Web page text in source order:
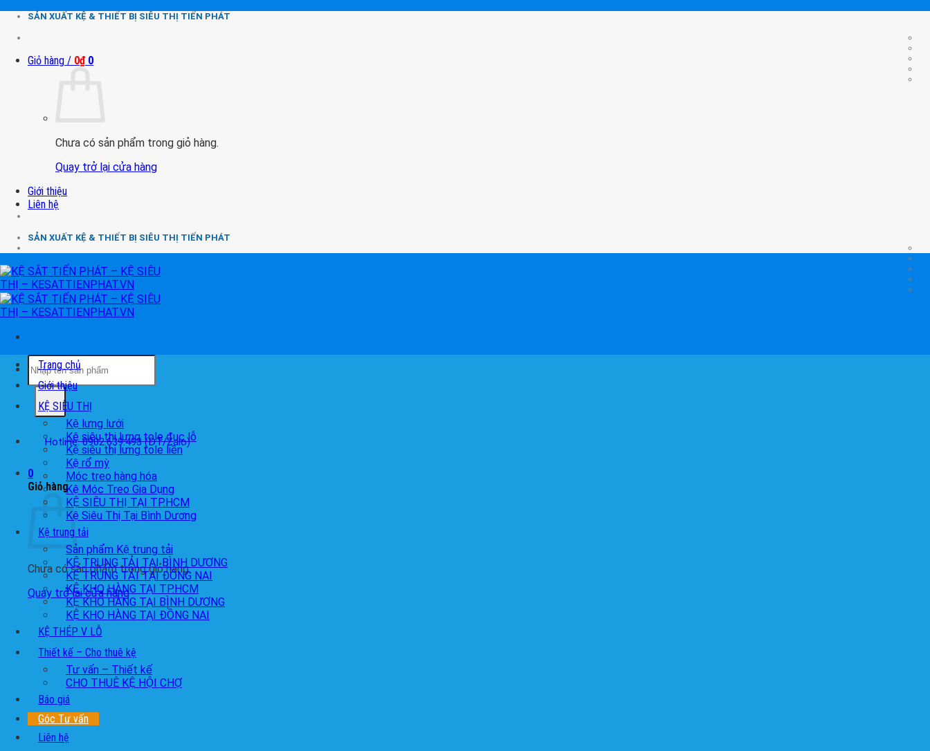
Chuyển
dung
SẢN XUẤT KỆ & THIẾT BỊ SIÊU THỊ TIẾN PHÁT
Giỏ hàng / 0₫ 0
Chưa có sản phẩm trong giỏ hàng.
Quay trở lại cửa hàng
Giới thiệu
Liên hệ
SẢN XUẤT KỆ & THIẾT BỊ SIÊU THỊ TIẾN PHÁT
Tìm
kiếm:
Hotline: 0902.639.493 (ĐT/Zalo)
0
Giỏ hàng
Chưa có sản phẩm trong giỏ hàng.
Quay trở lại cửa hàng
Trang chủ
Giới thiệu
KỆ SIÊU THỊ
Kệ lưng lưới
Kệ siêu thị lưng tole đục lỗ
Kệ siêu thị lưng tole liền
Kệ rổ mỳ
Móc treo hàng hóa
Kệ Móc Treo Gia Dụng
KỆ SIÊU THỊ TẠI TP.HCM
Kệ Siêu Thị Tại Bình Dương
Kệ trung tải
Sản phẩm Kệ trung tải
KỆ TRUNG TẢI TẠI BÌNH DƯƠNG
KỆ TRUNG TẢI TẠI ĐỒNG NAI
KỆ KHO HÀNG TẠI TP.HCM
KỆ KHO HÀNG TẠI BÌNH DƯƠNG
KỆ KHO HÀNG TẠI ĐỒNG NAI
KỆ THÉP V LỖ
Thiết kế – Cho thuê kệ
Tư vấn – Thiết kế
CHO THUÊ KỆ HỘI CHỢ
Báo giá
Góc Tư vấn
Liên hệ